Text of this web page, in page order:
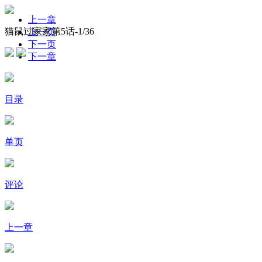
猫鼠过家家第5话-1/36
上一章
上一页
下一页
下一章
目录
单页
评论
上一章